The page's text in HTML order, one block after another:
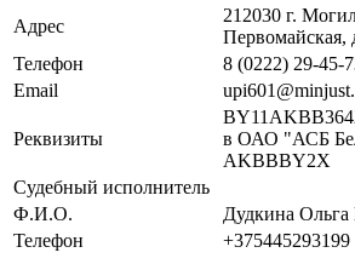
Адрес
212030 г.
Первомайская,
Телефон
8 (0222) 29-45-
Email
Реквизиты
в ОАО "АСБ
AKBBBY2X
Судебный исполнитель
Ф.И.О.
Дудкина
Телефон
+375445293199